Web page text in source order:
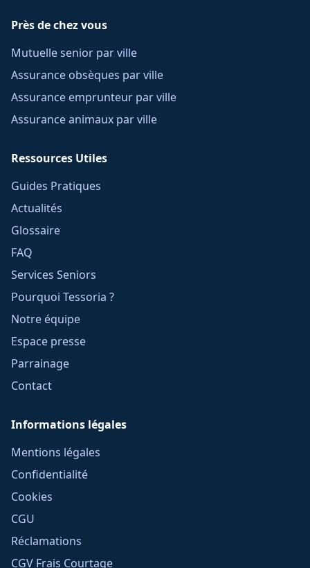
Près de chez vous
Mutuelle senior par ville
Assurance obsèques par ville
Assurance emprunteur par ville
Assurance animaux par ville
Ressources Utiles
Guides Pratiques
Actualités
Glossaire
FAQ
Services Seniors
Pourquoi Tessoria ?
Notre équipe
Espace presse
Parrainage
Contact
Informations légales
Mentions légales
Confidentialité
Cookies
CGU
Réclamations
CGV Frais Courtage